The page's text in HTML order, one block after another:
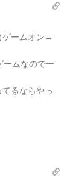
ゲームオン→
ームなので一
るならやっ